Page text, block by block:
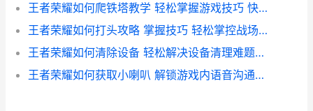
王者荣耀如何爬铁塔教学 轻松掌握游戏技巧 快速登顶巅峰
王者荣耀如何打头攻略 掌握技巧 轻松掌控战场先机
王者荣耀如何清除设备 轻松解决设备清理难题教程
王者荣耀如何获取小喇叭 解锁游戏内语音沟通秘籍